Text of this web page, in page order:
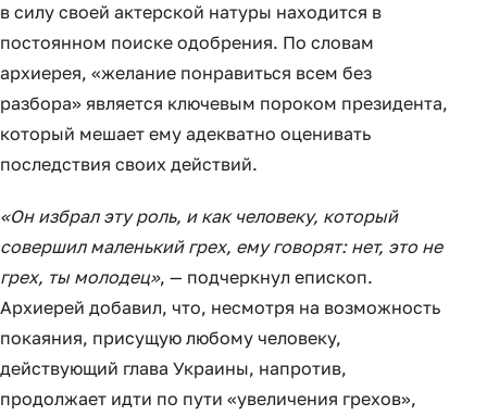
в силу своей актерской натуры находится в
постоянном поиске одобрения. По словам
архиерея, «желание понравиться всем без
разбора» является ключевым пороком президента,
который мешает ему адекватно оценивать
последствия своих действий.
«Он избрал эту роль, и как человеку, который
совершил маленький грех, ему говорят: нет, это не
грех, ты молодец», — подчеркнул епископ.
Архиерей добавил, что, несмотря на возможность
покаяния, присущую любому человеку,
действующий глава Украины, напротив,
продолжает идти по пути «увеличения грехов»,